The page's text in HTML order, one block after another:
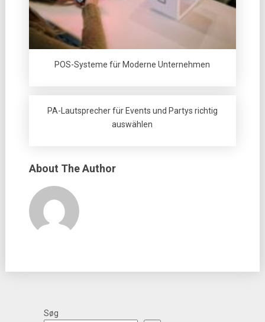
POS-Systeme für Moderne Unternehmen
PA-Lautsprecher für Events und Partys richtig
auswählen
About The Author
Søg